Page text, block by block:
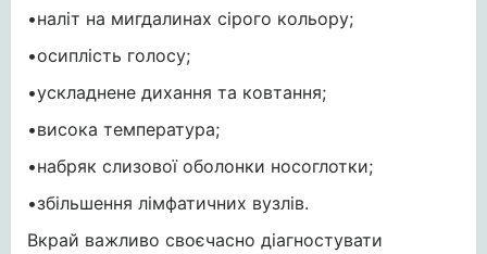
•наліт на мигдалинах сірого кольору;
•осиплість голосу;
•ускладнене дихання та ковтання;
•висока температура;
•набряк слизової оболонки носоглотки;
•збільшення лімфатичних вузлів.
Вкрай важливо своєчасно діагностувати